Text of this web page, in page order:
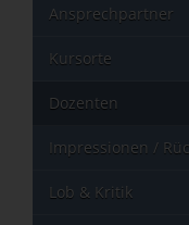
Ansprechpartner
Kursorte
Dozenten
Impressionen /
Lob & Kritik